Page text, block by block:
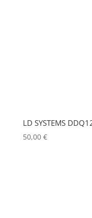
LD SYSTEMS
50,00 €